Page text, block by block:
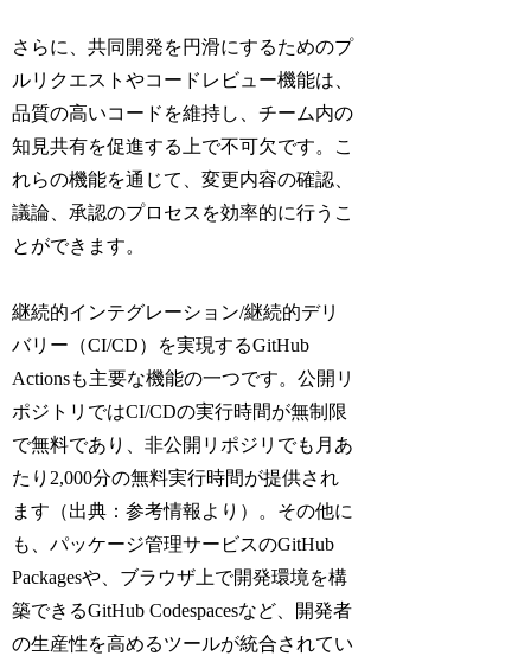
さらに、共同開発を円滑にするためのプ
ルリクエストやコードレビュー機能は、
品質の高いコードを維持し、チーム内の
知見共有を促進する上で不可欠です。こ
れらの機能を通じて、変更内容の確認、
議論、承認のプロセスを効率的に行うこ
とができます。
継続的インテグレーション/継続的デリ
バリー（CI/CD）を実現するGitHub
Actionsも主要な機能の一つです。公開リ
ポジトリではCI/CDの実行時間が無制限
で無料であり、非公開リポジリでも月あ
たり2,000分の無料実行時間が提供され
ます（出典：参考情報より）。その他に
も、パッケージ管理サービスのGitHub
Packagesや、ブラウザ上で開発環境を構
築できるGitHub Codespacesなど、開発者
の生産性を高めるツールが統合されてい